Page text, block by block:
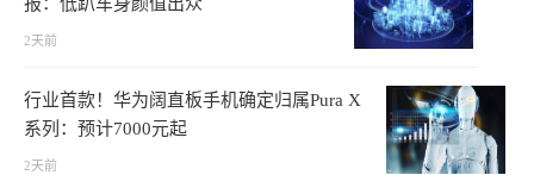
2天前
行业首款！华为阔直板手机确定归属Pura X
系列：预计7000元起
2天前